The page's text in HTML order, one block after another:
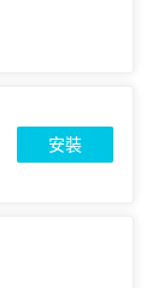
安裝